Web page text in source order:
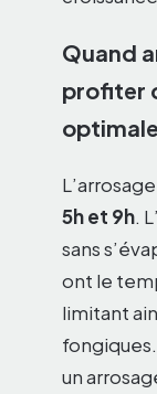
Quand
profiter
optimale
5h et 9h.
sans
ont le
limitant
un